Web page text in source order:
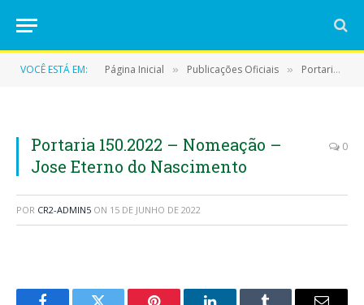
VOCÊ ESTÁ EM: Página Inicial » Publicações Oficiais » Portarias
Portaria 150.2022 – Nomeação –
Jose Eterno do Nascimento
0
POR CR2-ADMIN5 ON 15 DE JUNHO DE 2022